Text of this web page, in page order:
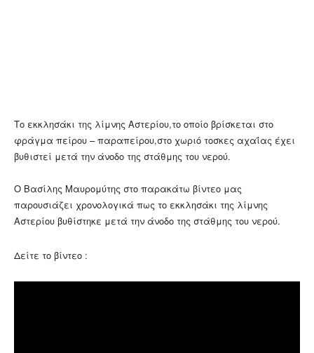
Το εκκλησάκι της λίμνης Αστερίου,το οποίο βρίσκεται στο
φράγμα πείρου – παραπείρου,στο χωριό τοσκες αχαΐας έχει
βυθιστεί μετά την άνοδο της στάθμης του νερού.
Ο Βασίλης Μαυρομύτης στο παρακάτω βίντεο μας
παρουσιάζει χρονολογικά πως το εκκλησάκι της λίμνης
Αστερίου βυθίστηκε μετά την άνοδο της στάθμης του νερού.
Δείτε το βίντεο :